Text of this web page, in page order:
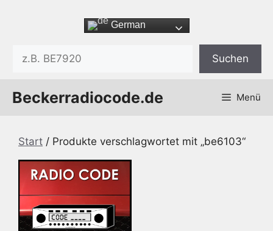
German
Suchen
Beckerradiocode.de Menü
Start / Produkte verschlagwortet mit „be6103“